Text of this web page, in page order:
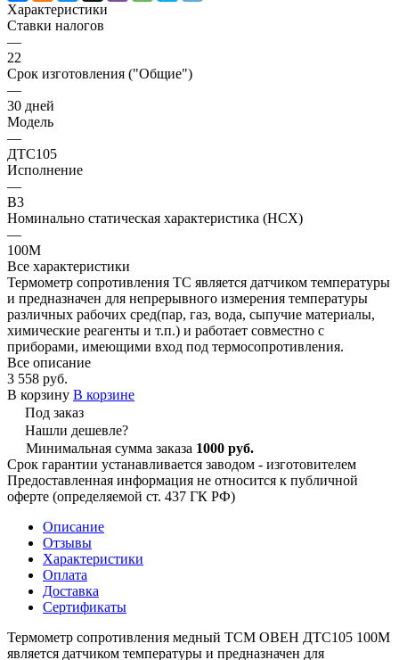
Характеристики
Ставки налогов
—
22
Срок изготовления ("Общие")
—
30 дней
Модель
—
ДТС105
Исполнение
—
В3
Номинально статическая характеристика (НСХ)
—
100М
Все характеристики
Термометр сопротивления ТС является датчиком температуры
и предназначен для непрерывного измерения температуры
различных рабочих сред(пар, газ, вода, сыпучие материалы,
химические реагенты и т.п.) и работает совместно с
приборами, имеющими вход под термосопротивления.
Все описание
3 558 руб.
В корзину В корзине
Под заказ
Нашли дешевле?
Минимальная сумма заказа 1000 руб.
Срок гарантии устанавливается заводом - изготовителем
Предоставленная информация не относится к публичной
оферте (определяемой ст. 437 ГК РФ)
Описание
Отзывы
Характеристики
Оплата
Доставка
Сертификаты
Термометр сопротивления медный ТСМ ОВЕН ДТС105 100М
является датчиком температуры и предназначен для